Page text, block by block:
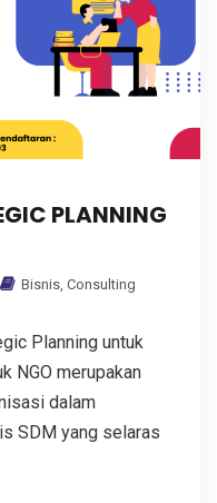
PLANNING
Bisnis, Consulting
Planning untuk
NGO merupakan
dalam
SDM yang selaras